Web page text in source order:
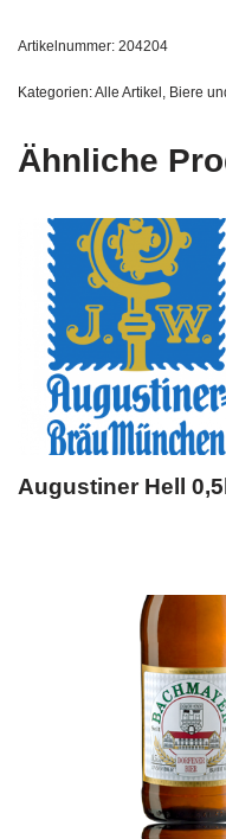
Artikelnummer: 204204
Kategorien:Alle Artikel Biere
Ähnliche
Augustiner Hell 0,5l